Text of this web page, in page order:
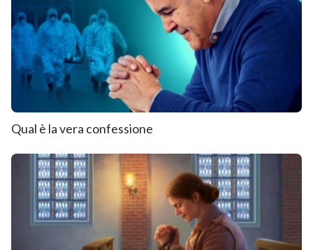
Qual è la vera confessione